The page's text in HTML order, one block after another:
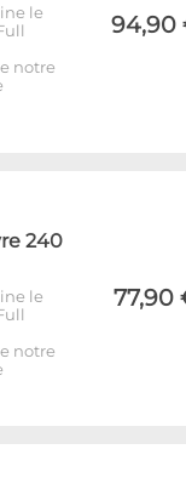
le
notre
94,90
240
le
notre
77,90